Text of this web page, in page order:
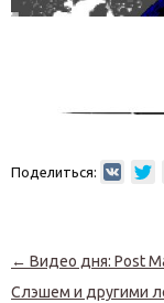
Поделиться:
Навигация по
← Видео дня: Post
Слэшем и другими